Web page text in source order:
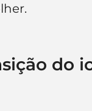
do